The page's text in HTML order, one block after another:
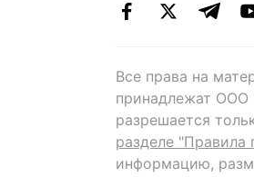
Все права на
принадлежат ООО
разрешается
разделе "Правила
информацию,